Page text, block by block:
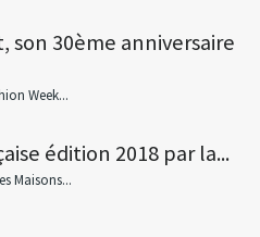
son 30ème anniversaire
Week...
édition 2018 par la...
Maisons...